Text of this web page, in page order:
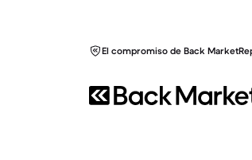
El compromiso de Back Market